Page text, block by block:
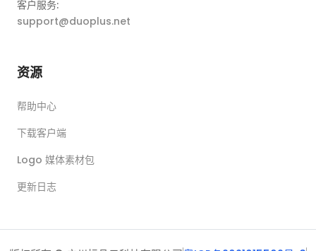
客户服务:
support@duoplus.net
资源
帮助中心
下载客户端
Logo 媒体素材包
更新日志